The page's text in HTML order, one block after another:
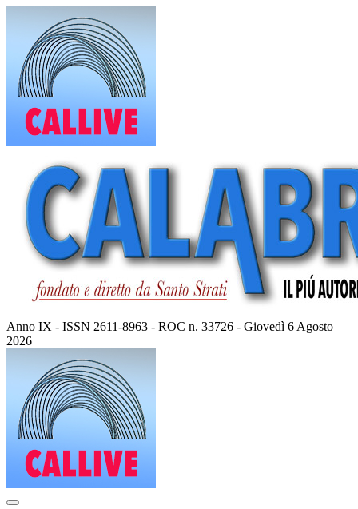
contenuto
Anno IX - ISSN 2611-8963 - ROC n. 33726 - Giovedì 6 Agosto
2026